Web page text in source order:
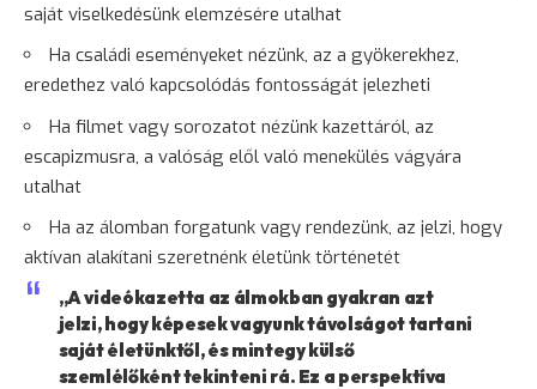
saját viselkedésünk elemzésére utalhat
Ha családi eseményeket nézünk, az a gyökerekhez,
eredethez való kapcsolódás fontosságát jelezheti
Ha filmet vagy sorozatot nézünk kazettáról, az
escapizmusra, a valóság elől való menekülés vágyára
utalhat
Ha az álomban forgatunk vagy rendezünk, az jelzi, hogy
aktívan alakítani szeretnénk életünk történetét
„A videókazetta az álmokban gyakran azt
jelzi, hogy képesek vagyunk távolságot tartani
saját életünktől, és mintegy külső
szemlélőként tekinteni rá. Ez a perspektíva